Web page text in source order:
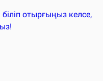
отырғыңыз келсе,